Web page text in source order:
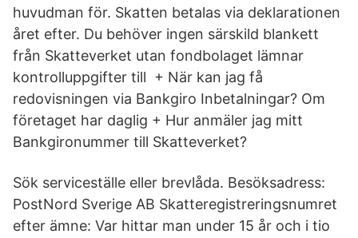
huvudman för. Skatten betalas via deklarationen
året efter. Du behöver ingen särskild blankett
från Skatteverket utan fondbolaget lämnar
kontrolluppgifter till + När kan jag få
redovisningen via Bankgiro Inbetalningar? Om
företaget har daglig + Hur anmäler jag mitt
Bankgironummer till Skatteverket?
Sök serviceställe eller brevlåda. Besöksadress:
PostNord Sverige AB Skatteregistreringsnumret
efter ämne: Var hittar man under 15 år och i tio